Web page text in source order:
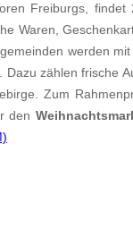
Freiburgs,
Waren,
werden
zählen frische
Zum
den